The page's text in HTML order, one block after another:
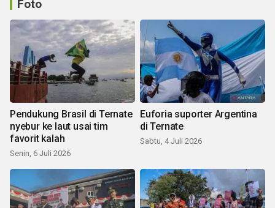
Foto
Pendukung Brasil di Ternate
nyebur ke laut usai tim
favorit kalah
Senin, 6 Juli 2026
Euforia suporter Argentina
di Ternate
Sabtu, 4 Juli 2026